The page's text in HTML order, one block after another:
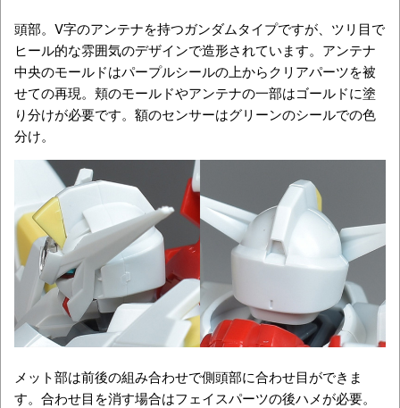
頭部。V字のアンテナを持つガンダムタイプですが、ツリ目で
ヒール的な雰囲気のデザインで造形されています。アンテナ
中央のモールドはパープルシールの上からクリアパーツを被
せての再現。頬のモールドやアンテナの一部はゴールドに塗
り分けが必要です。額のセンサーはグリーンのシールでの色
分け。
メット部は前後の組み合わせで側頭部に合わせ目ができま
す。合わせ目を消す場合はフェイスパーツの後ハメが必要。